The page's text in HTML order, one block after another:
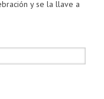
y se la llave a